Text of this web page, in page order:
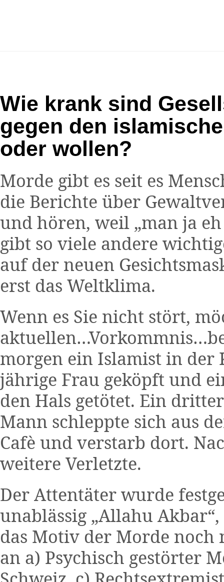
Wie krank sind
gegen den
oder wollen?
Morde gibt es seit es
die Berichte über
und hören, weil „man ja
gibt so viele andere
auf der neuen
erst das Weltklima.
Wenn es Sie nicht stört,
morgen ein Islamist in der
jährige Frau geköpft und
den Hals getötet. Ein
Mann schleppte sich aus
Cafè und verstarb dort.
weitere Verletzte.
Der Attentäter wurde
unablässig „Allahu
das Motiv der Morde noch
an a) Psychisch gestörter